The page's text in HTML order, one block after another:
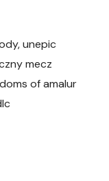
unepic
mecz
of amalur